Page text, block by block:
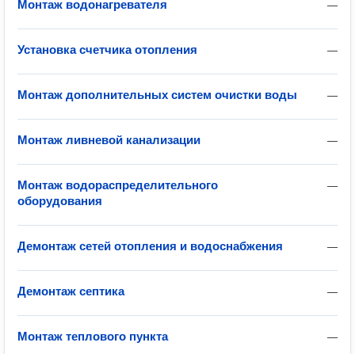
—
Монтаж водонагревателя
—
Установка счетчика отопления
—
Монтаж дополнительных систем очистки воды
—
Монтаж ливневой канализации
—
Монтаж водораспределительного
оборудования
—
Демонтаж сетей отопления и водоснабжения
—
Демонтаж септика
—
Монтаж теплового пункта